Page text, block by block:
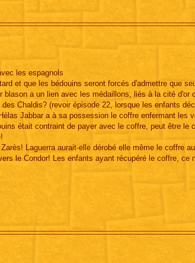
les espagnols
et que les bédouins seront forcés d'admettre que
a un lien avec les médaillons, liés à la cité d'or
Chaldis? (revoir épisode 22, lorsque les enfants
Jabbar a à sa possession le coffre enfermant les
était contraint de payer avec le coffre, peut être le
Laguerra aurait-elle dérobé elle même le coffre
le Condor! Les enfants ayant récupéré le coffre, ce